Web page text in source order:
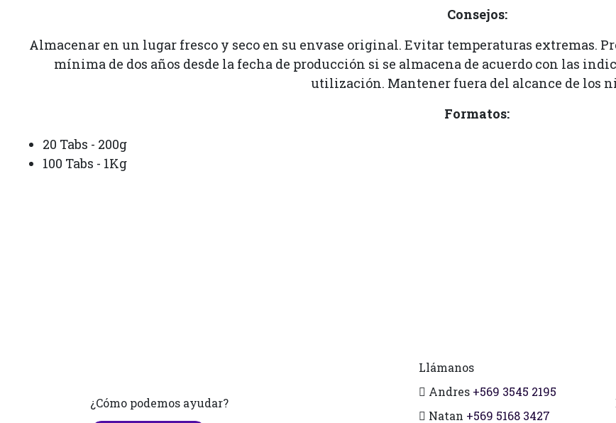
Consejos:
Almacenar en un lugar fresco y seco en su envase original. Evitar temperaturas extremas.
mínima de dos años desde la fecha de producción si se almacena de acuerdo con las
utilización. Mantener fuera del alcance de los
Formatos:
20 Tabs - 200g
100 Tabs - 1Kg
¿Cómo podemos ayudar?
Llámanos
Andres +569 3545 2195
Natan +569 5168 3427